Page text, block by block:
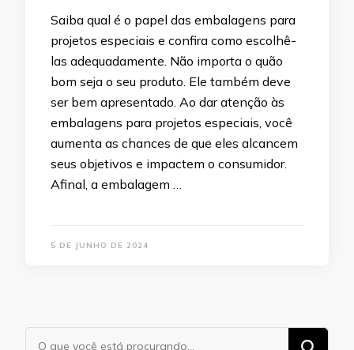
Saiba qual é o papel das embalagens para
projetos especiais e confira como escolhê-
las adequadamente. Não importa o quão
bom seja o seu produto. Ele também deve
ser bem apresentado. Ao dar atenção às
embalagens para projetos especiais, você
aumenta as chances de que eles alcancem
seus objetivos e impactem o consumidor.
Afinal, a embalagem …
5 DE JUNHO DE 2024
Procurando